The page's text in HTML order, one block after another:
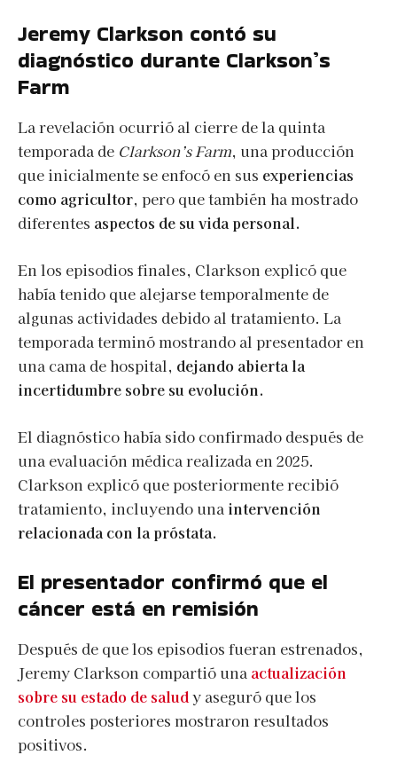
Jeremy Clarkson contó su
diagnóstico durante Clarkson’s
Farm
La revelación ocurrió al cierre de la quinta
temporada de Clarkson’s Farm, una producción
que inicialmente se enfocó en sus experiencias
como agricultor, pero que también ha mostrado
diferentes aspectos de su vida personal.
En los episodios finales, Clarkson explicó que
había tenido que alejarse temporalmente de
algunas actividades debido al tratamiento. La
temporada terminó mostrando al presentador en
una cama de hospital, dejando abierta la
incertidumbre sobre su evolución.
El diagnóstico había sido confirmado después de
una evaluación médica realizada en 2025.
Clarkson explicó que posteriormente recibió
tratamiento, incluyendo una intervención
relacionada con la próstata.
El presentador confirmó que el
cáncer está en remisión
Después de que los episodios fueran estrenados,
Jeremy Clarkson compartió una actualización
sobre su estado de saludy aseguró que los
controles posteriores mostraron resultados
positivos.